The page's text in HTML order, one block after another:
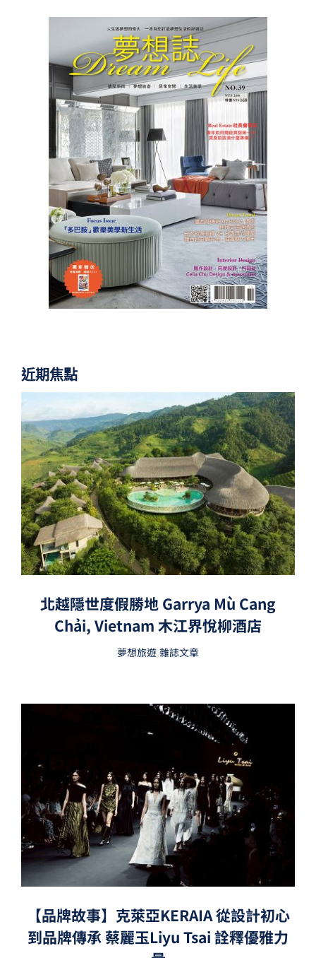
近期焦點
北越隱世度假勝地 Garrya Mù Cang
Chải, Vietnam 木江界悅柳酒店
夢想旅遊,雜誌文章
【品牌故事】克萊亞KERAIA 從設計初心
到品牌傳承 蔡麗玉Liyu Tsai 詮釋優雅力